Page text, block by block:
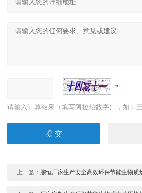
请输入计算结果（填写阿拉伯数字），如：
上一篇： 鹏恒厂家生产安全高效环保节能生物质